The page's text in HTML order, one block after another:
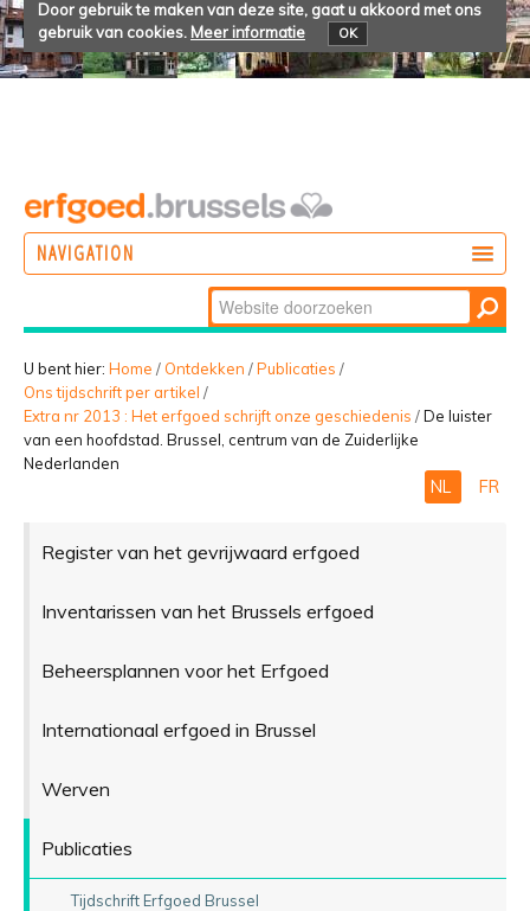
Door gebruik te maken van deze site, gaat u akkoord met ons
gebruik van cookies. Meer informatie OK
NAVIGATION
BELEVEN
Zoek
Geavanceerd
zoeken...
U bent hier: Home / Ontdekken /Publicaties /
Ons tijdschrift per artikel /
Extra nr 2013 : Het erfgoed schrijft onze geschiedenis /De luister
van een hoofdstad. Brussel, centrum van de Zuiderlijke
Nederlanden
NL FR
Register van het gevrijwaard erfgoed
Inventarissen van het Brussels erfgoed
Beheersplannen voor het Erfgoed
Internationaal erfgoed in Brussel
Werven
Publicaties
Tijdschrift Erfgoed Brussel